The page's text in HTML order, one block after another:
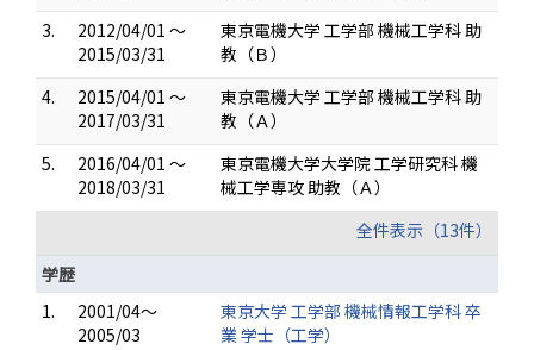
3.
2012/04/01 ～
2015/03/31
東京電機大学 工学部 機械工学科 助
教（Ｂ）
4.
2015/04/01 ～
2017/03/31
東京電機大学 工学部 機械工学科 助
教（Ａ）
5.
2016/04/01 ～
2018/03/31
東京電機大学大学院 工学研究科 機
械工学専攻 助教（Ａ）
全件表示（13件）
学歴
1.
2001/04～
2005/03
東京大学 工学部 機械情報工学科 卒
業 学士（工学）